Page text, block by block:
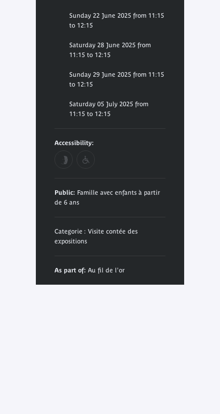
Sunday 22 June 2025 from 11:15
to 12:15
Saturday 28 June 2025 from
11:15 to 12:15
Sunday 29 June 2025 from 11:15
to 12:15
Saturday 05 July 2025 from
11:15 to 12:15
Accessibility:
Public: Famille avec enfants à partir
de 6 ans
Categorie : Visite contée des
expositions
As part of: Au fil de l'or